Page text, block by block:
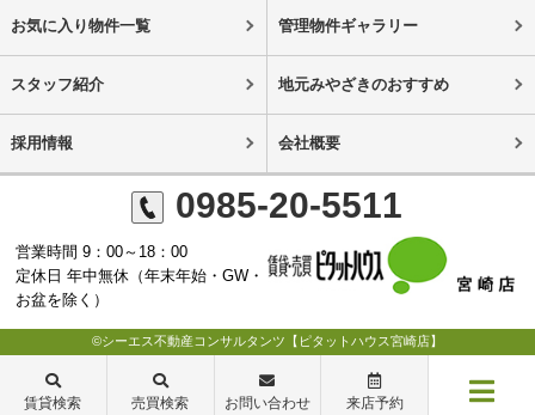
お気に入り物件一覧 管理物件ギャラリー
スタッフ紹介 地元みやざきのおすすめ
採用情報 会社概要
0985-20-5511
営業時間 9：00～18：00
定休日 年中無休（年末年始・GW・
お盆を除く）
©シーエス不動産コンサルタンツ【ピタットハウス宮崎店】
賃貸検索 売買検索 お問い合わせ 来店予約